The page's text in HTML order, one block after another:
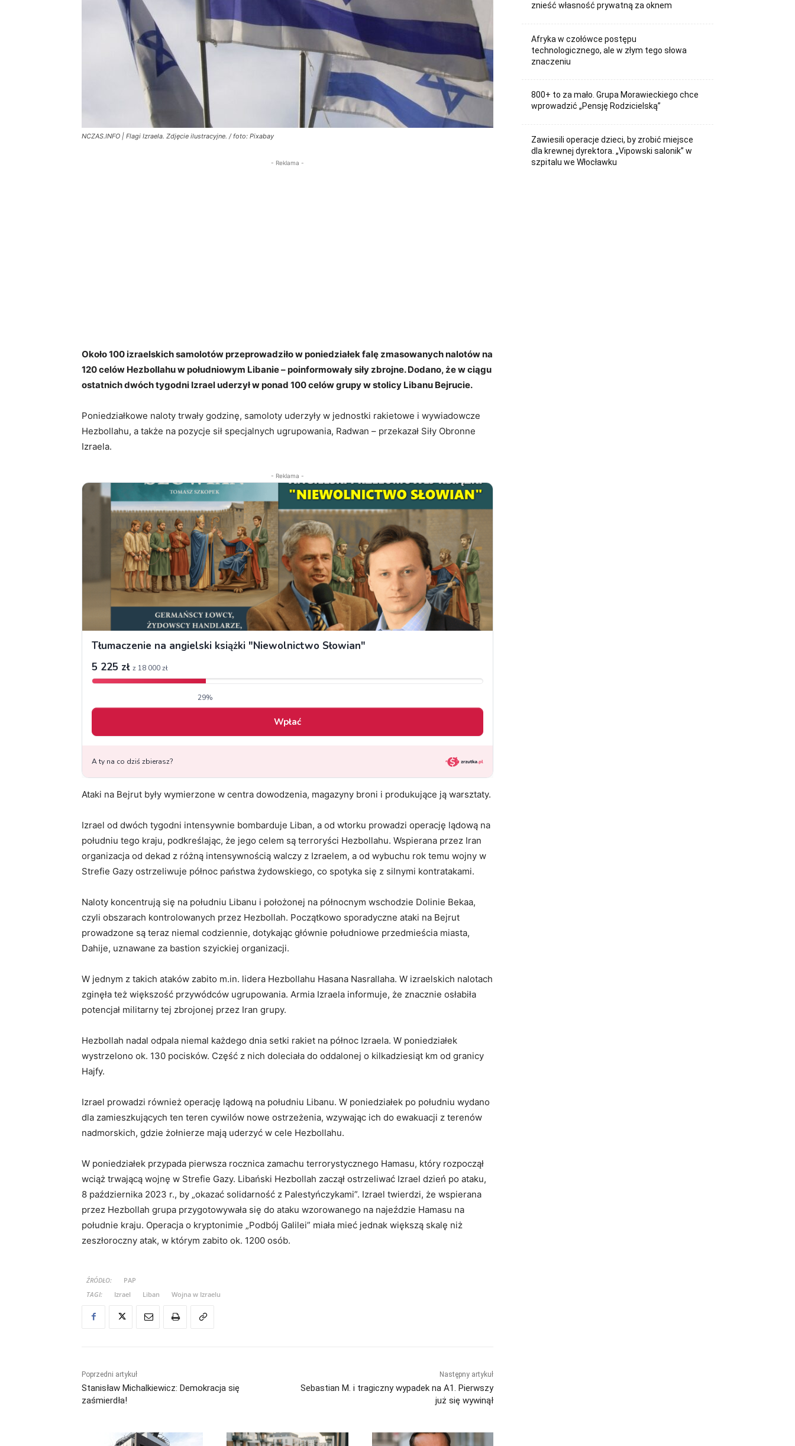
NCZAS.INFO | Flagi Izraela. Zdjęcie ilustracyjne. / foto: Pixabay
- Reklama -
Około 100 izraelskich samolotów przeprowadziło w poniedziałek falę zmasowanych nalotów na
120 celów Hezbollahu w południowym Libanie – poinformowały siły zbrojne. Dodano, że w ciągu
ostatnich dwóch tygodni Izrael uderzył w ponad 100 celów grupy w stolicy Libanu Bejrucie.
Poniedziałkowe naloty trwały godzinę, samoloty uderzyły w jednostki rakietowe i wywiadowcze
Hezbollahu, a także na pozycje sił specjalnych ugrupowania, Radwan – przekazał Siły Obronne
Izraela.
- Reklama -
Ataki na Bejrut były wymierzone w centra dowodzenia, magazyny broni i produkujące ją warsztaty.
Izrael od dwóch tygodni intensywnie bombarduje Liban, a od wtorku prowadzi operację lądową na
południu tego kraju, podkreślając, że jego celem są terroryści Hezbollahu. Wspierana przez Iran
organizacja od dekad z różną intensywnością walczy z Izraelem, a od wybuchu rok temu wojny w
Strefie Gazy ostrzeliwuje północ państwa żydowskiego, co spotyka się z silnymi kontratakami.
Naloty koncentrują się na południu Libanu i położonej na północnym wschodzie Dolinie Bekaa,
czyli obszarach kontrolowanych przez Hezbollah. Początkowo sporadyczne ataki na Bejrut
prowadzone są teraz niemal codziennie, dotykając głównie południowe przedmieścia miasta,
Dahije, uznawane za bastion szyickiej organizacji.
W jednym z takich ataków zabito m.in. lidera Hezbollahu Hasana Nasrallaha. W izraelskich nalotach
zginęła też większość przywódców ugrupowania. Armia Izraela informuje, że znacznie osłabiła
potencjał militarny tej zbrojonej przez Iran grupy.
Hezbollah nadal odpala niemal każdego dnia setki rakiet na północ Izraela. W poniedziałek
wystrzelono ok. 130 pocisków. Część z nich doleciała do oddalonej o kilkadziesiąt km od granicy
Hajfy.
Izrael prowadzi również operację lądową na południu Libanu. W poniedziałek po południu wydano
dla zamieszkujących ten teren cywilów nowe ostrzeżenia, wzywając ich do ewakuacji z terenów
nadmorskich, gdzie żołnierze mają uderzyć w cele Hezbollahu.
W poniedziałek przypada pierwsza rocznica zamachu terrorystycznego Hamasu, który rozpoczął
wciąż trwającą wojnę w Strefie Gazy. Libański Hezbollah zaczął ostrzeliwać Izrael dzień po ataku,
8 października 2023 r., by „okazać solidarność z Palestyńczykami”. Izrael twierdzi, że wspierana
przez Hezbollah grupa przygotowywała się do ataku wzorowanego na najeździe Hamasu na
południe kraju. Operacja o kryptonimie „Podbój Galilei” miała mieć jednak większą skalę niż
zeszłoroczny atak, w którym zabito ok. 1200 osób.
ŹRÓDŁO:
PAP
TAGI:
Izrael Liban Wojna w Izraelu
Poprzedni artykuł
Stanisław Michalkiewicz: Demokracja się
zaśmierdła!
Następny artykuł
Sebastian M. i tragiczny wypadek na A1. Pierwszy
już się wywinął
znieść własność prywatną za oknem
Afryka w czołówce postępu
technologicznego, ale w złym tego słowa
znaczeniu
800+ to za mało. Grupa Morawieckiego chce
wprowadzić „Pensję Rodzicielską”
Zawiesili operacje dzieci, by zrobić miejsce
dla krewnej dyrektora. „Vipowski salonik” w
szpitalu we Włocławku